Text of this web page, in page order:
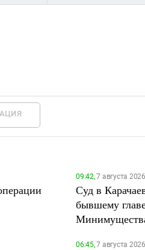
09:42,7 августа 2026
Суд в
бывшему
06:45,7 августа 2026